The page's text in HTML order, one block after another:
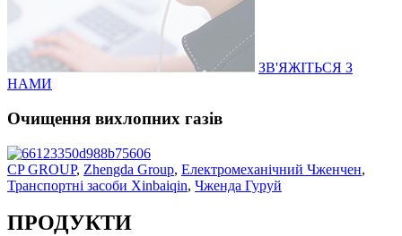
ЗВ'ЯЖІТЬСЯ З
НАМИ
Очищення вихлопних газів
CP GROUP, Zhengda Group, Електромеханічний Чженчен,
Транспортні засоби Xinbaiqin, Чженда Гуруй
ПРОДУКТИ